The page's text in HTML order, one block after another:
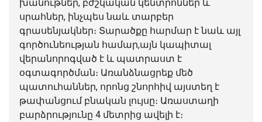
խանութներ, բժշկական կենտրոններ և
սրահներ, ինչպես նաև տարբեր
գրասենյակներ։ Տարածքը հարմար է նաև այլ
գործունեության համար,այն կապիտալ
վերանորոգված է և պատրաստ է
օգտագործման։ Առանձնացրեք մեծ
պատուհաններ, որոնց շնորհիվ այստեղ է
թափանցում բնական լույսը։ Առաստաղի
բարձրությունը 4 մետրից ավելի է։